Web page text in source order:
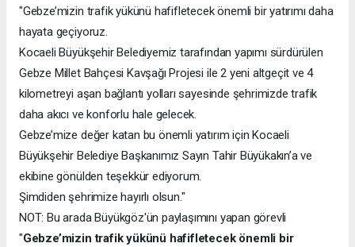
"Gebze’mizin trafik yükünü hafifletecek önemli bir yatırımı daha
hayata geçiyoruz.
Kocaeli Büyükşehir Belediyemiz tarafından yapımı sürdürülen
Gebze Millet Bahçesi Kavşağı Projesi ile 2 yeni altgeçit ve 4
kilometreyi aşan bağlantı yolları sayesinde şehrimizde trafik
daha akıcı ve konforlu hale gelecek.
Gebze’mize değer katan bu önemli yatırım için Kocaeli
Büyükşehir Belediye Başkanımız Sayın Tahir Büyükakın’a ve
ekibine gönülden teşekkür ediyorum.
Şimdiden şehrimize hayırlı olsun."
NOT: Bu arada Büyükgöz'ün paylaşımını yapan görevli
"Gebze’mizin trafik yükünü hafifletecek önemli bir